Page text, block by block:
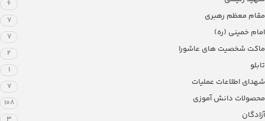
6
مقام معظم رهبری 7
امام خمینی (ره) 7
ماکت شخصیت های عاشورا 2
تابلو 1
شهدای اطلاعات عملیات 7
محصولات دانش آموزی 108
آزادگان